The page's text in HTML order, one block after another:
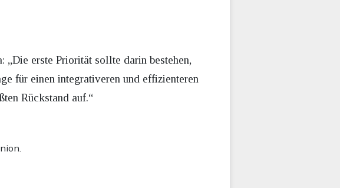
„Die erste Priorität sollte darin bestehen,
für einen integrativeren und effizienteren
Rückstand auf.“